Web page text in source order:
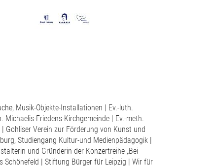
Musik-Objekte-Installationen | Ev.-luth.
Friedens-Kirchgemeinde | Ev.-meth.
Gohliser Verein zur Förderung von Kunst und
Studiengang Kultur-und Medienpädagogik |
und Gründerin der Konzertreihe „Bei
Schönefeld | Stiftung Bürger für Leipzig | Wir für